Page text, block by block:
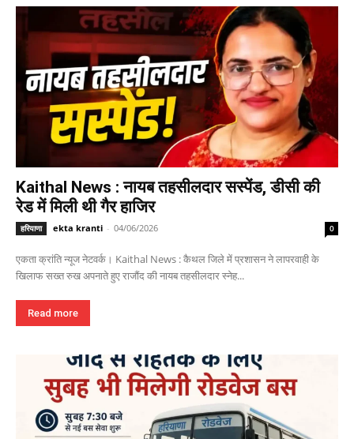
Kaithal News : नायब तहसीलदार सस्पेंड, डीसी की
रेड में मिली थी गैर हाजिर
हरियाणा ekta kranti - 04/06/2026 0
एकता क्रांति न्यूज नेटवर्क। Kaithal News : कैथल जिले में प्रशासन ने लापरवाही के
खिलाफ सख्त रुख अपनाते हुए राजौंद की नायब तहसीलदार स्नेह...
Read more